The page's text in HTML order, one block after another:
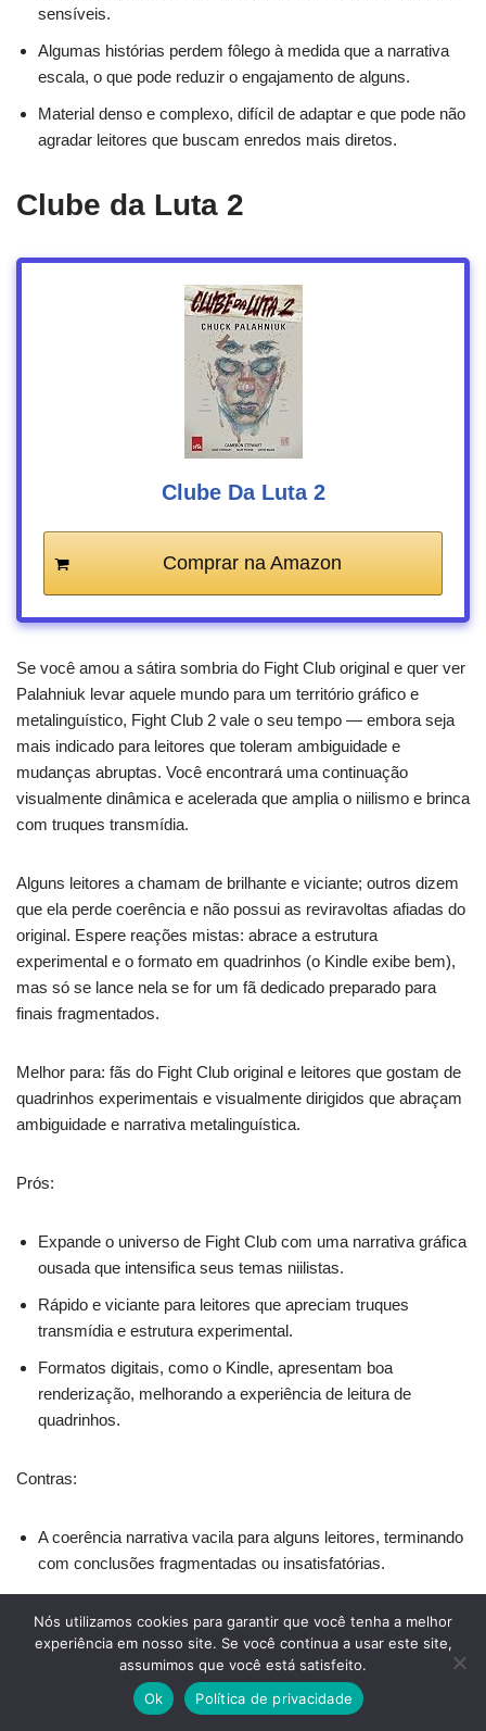
sensíveis.
Algumas histórias perdem fôlego à medida que a narrativa
escala, o que pode reduzir o engajamento de alguns.
Material denso e complexo, difícil de adaptar e que pode não
agradar leitores que buscam enredos mais diretos.
Clube da Luta 2
Clube Da Luta 2
Comprar na Amazon
Se você amou a sátira sombria do Fight Club original e quer ver
Palahniuk levar aquele mundo para um território gráfico e
metalinguístico, Fight Club 2 vale o seu tempo — embora seja
mais indicado para leitores que toleram ambiguidade e
mudanças abruptas. Você encontrará uma continuação
visualmente dinâmica e acelerada que amplia o niilismo e brinca
com truques transmídia.
Alguns leitores a chamam de brilhante e viciante; outros dizem
que ela perde coerência e não possui as reviravoltas afiadas do
original. Espere reações mistas: abrace a estrutura
experimental e o formato em quadrinhos (o Kindle exibe bem),
mas só se lance nela se for um fã dedicado preparado para
finais fragmentados.
Melhor para: fãs do Fight Club original e leitores que gostam de
quadrinhos experimentais e visualmente dirigidos que abraçam
ambiguidade e narrativa metalinguística.
Prós:
Expande o universo de Fight Club com uma narrativa gráfica
ousada que intensifica seus temas niilistas.
Rápido e viciante para leitores que apreciam truques
transmídia e estrutura experimental.
Formatos digitais, como o Kindle, apresentam boa
renderização, melhorando a experiência de leitura de
quadrinhos.
Contras:
A coerência narrativa vacila para alguns leitores, terminando
com conclusões fragmentadas ou insatisfatórias.
Mudanças abruptas e ambiguidade podem frustrar quem
espera as reviravoltas afiadas do romance e do filme
originais.
Conteúdo e tom são divisivos; não recomendado para
leitores casuais ou para quem prefere resoluções claras.
Nós utilizamos cookies para garantir que você tenha a melhor
experiência em nosso site. Se você continua a usar este site,
assumimos que você está satisfeito.
Ok
Política de privacidade